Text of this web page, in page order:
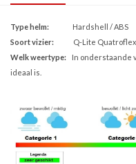
Type helm: Hardshell / ABS
Soort vizier: Q-Lite Quatroflex
Welk weertype: In onderstaande
ideaal is.